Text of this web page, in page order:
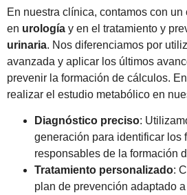
En nuestra clínica, contamos con
en urología y en el tratamiento y
urinaria. Nos diferenciamos por
avanzada y aplicar los últimos
prevenir la formación de cálculos.
realizar el estudio metabólico en
Diagnóstico preciso:
generación para identificar los
responsables de la formación
Tratamiento personalizado:
plan de prevención adaptado